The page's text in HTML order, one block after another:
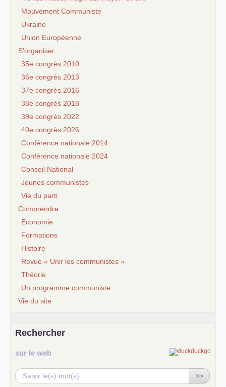
Mouvement Communiste
Ukraine
Union Européenne
S’organiser
35e congrès 2010
36e congrès 2013
37e congrès 2016
38e congrès 2018
39e congrès 2022
40e congrès 2026
Conférence nationale 2014
Conférence nationale 2024
Conseil National
Jeunes communistes
Vie du parti
Comprendre...
Economie
Formations
Histoire
Revue « Unir les communistes »
Théorie
Un programme communiste
Vie du site
Rechercher
sur le web
>>